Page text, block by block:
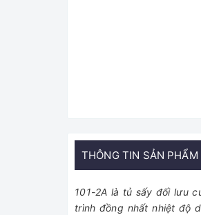
THÔNG TIN SẢN PHẨM
101-2A là tủ sấy đối lưu
trình đồng nhất nhiệt độ